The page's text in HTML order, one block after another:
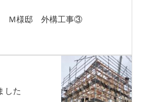
Ｍ様邸 外構工事③
た